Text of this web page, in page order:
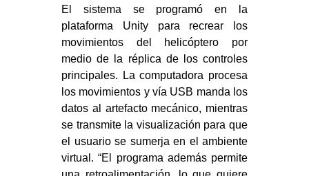
El sistema se programó en la
plataforma Unity para recrear los
movimientos del helicóptero por
medio de la réplica de los controles
principales. La computadora procesa
los movimientos y vía USB manda los
datos al artefacto mecánico, mientras
se transmite la visualización para que
el usuario se sumerja en el ambiente
virtual. “El programa además permite